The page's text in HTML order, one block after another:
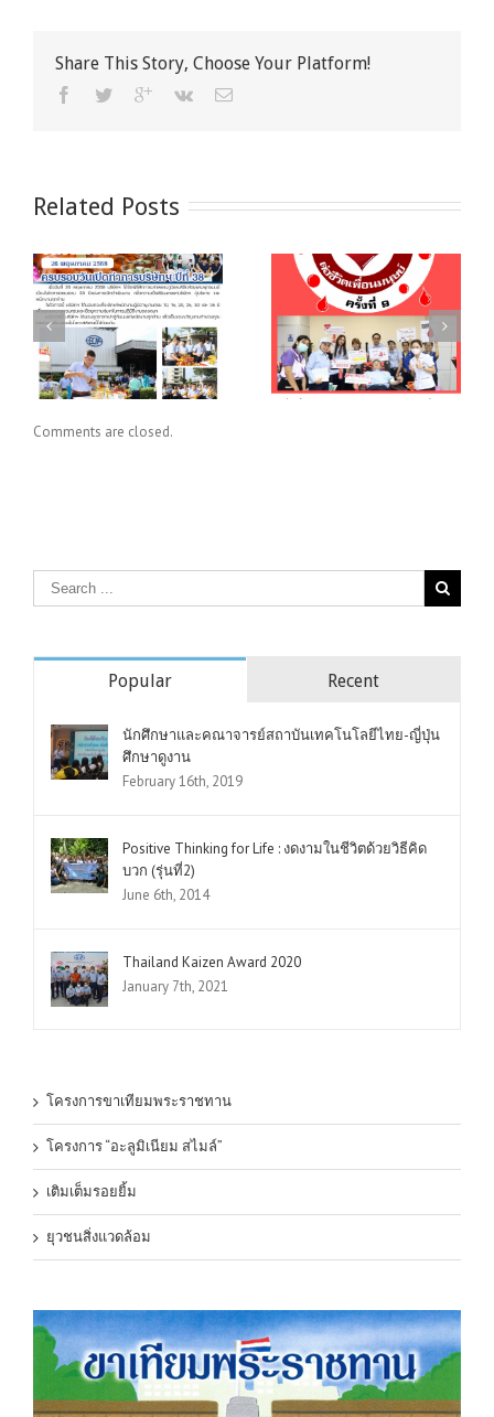
Share This Story, Choose Your Platform!
Related Posts
“ชาว BCM ร่วมใจ
ปันโลหิตต่อชีวิต
เพื่อนมนุษย์ ครั้งที่
9”
BCM FUN RUN #4
Comments are closed.
Popular Recent
นักศึกษาและคณาจารย์สถาบันเทคโนโลยีไทย-ญี่ปุ่น
ศึกษาดูงาน
February 16th, 2019
Positive Thinking for Life : งดงามในชีวิตด้วยวิธีคิด
บวก (รุ่นที่2)
June 6th, 2014
Thailand Kaizen Award 2020
January 7th, 2021
โครงการขาเทียมพระราชทาน
โครงการ “อะลูมิเนียม สไมล์”
เติมเต็มรอยยิ้ม
ยุวชนสิ่งแวดล้อม